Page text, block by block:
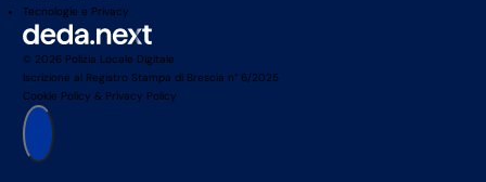
Tecnologie e Privacy
© 2026 Polizia Locale Digitale
Iscrizione al Registro Stampa di Brescia n° 6/2025
Cookie Policy & Privacy Policy